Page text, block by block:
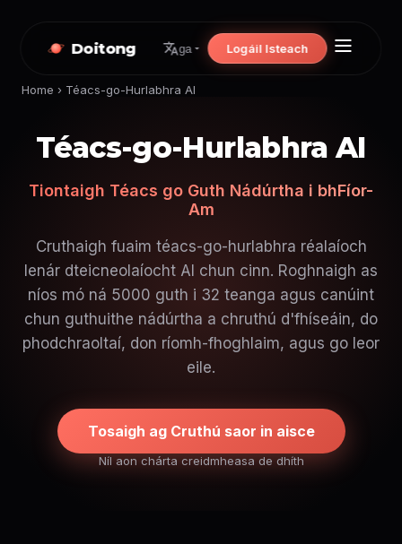
Doitong ga Logáil Isteach
Home › Téacs-go-Hurlabhra AI
Téacs-go-Hurlabhra AI
Tiontaigh Téacs go Guth Nádúrtha i bhFíor-
Am
Cruthaigh fuaim téacs-go-hurlabhra réalaíoch
lenár dteicneolaíocht AI chun cinn. Roghnaigh as
níos mó ná 5000 guth i 32 teanga agus canúint
chun guthuithe nádúrtha a chruthú d'fhíseáin, do
phodchraoltaí, don ríomh-fhoghlaim, agus go leor
eile.
Tosaigh ag Cruthú saor in aisce
Níl aon chárta creidmheasa de dhíth